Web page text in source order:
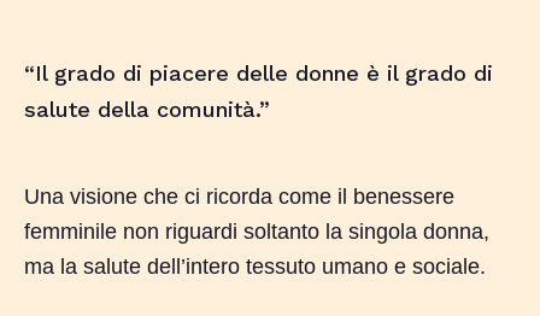
“Il grado di piacere delle donne è il grado di
salute della comunità.”
Una visione che ci ricorda come il benessere
femminile non riguardi soltanto la singola donna,
ma la salute dell’intero tessuto umano e sociale.